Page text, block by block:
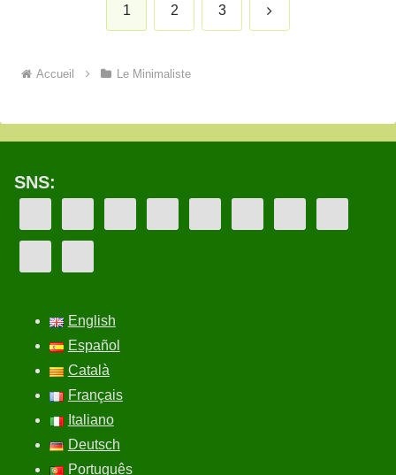
1 2 3 Suivant
Accueil Le Minimaliste
SNS:
English
Español
Català
Français
Italiano
Deutsch
Português